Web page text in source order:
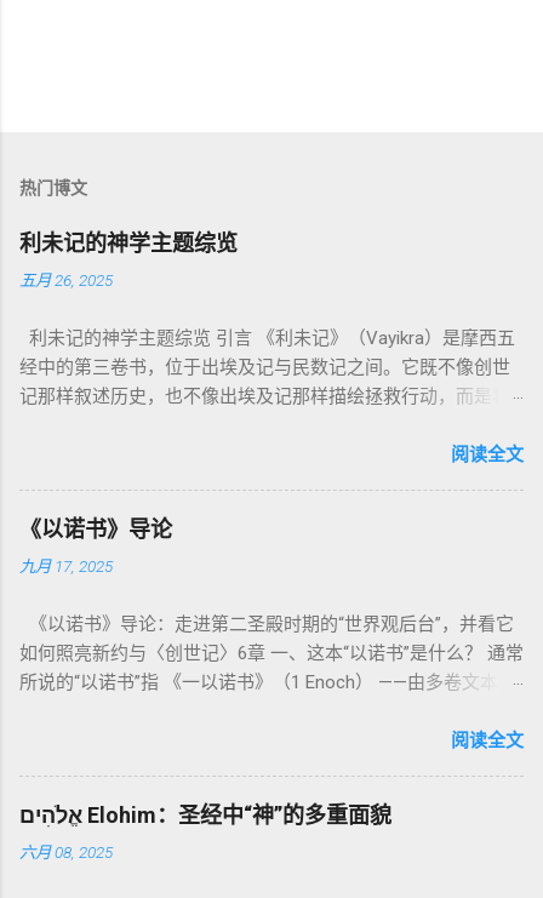
热门博文
利未记的神学主题综览
五月 26, 2025
利未记的神学主题综览 引言 《利未记》（Vayikra）是摩西五
经中的第三卷书，位于出埃及记与民数记之间。它既不像创世
记那样叙述历史，也不像出埃及记那样描绘拯救行动，而是将
内容看似仪式化，《利未记》却揭示了 神的临在如何规范人类
为我耶和华你们的神是圣洁的。”（利未记19:2） 这节经文构成
整卷书的中心神学。希伯来文“קָדוֹשׁ”（kadosh）不仅意味着道
德上的圣洁，更意味着“分别出来”、“归属于神”。 《利未记》教
中活出“圣洁”。圣洁不仅是内心态度，更是生活方式。 二、献
祭制度：与神相交的通道 前七章详细描述五种祭： 燔祭
（olah）：全然献上，象征奉献与赎罪； 素祭 （minchah）：
团契的象征； 赎罪祭 （chatat）：针对无意之罪的遮盖； 赎愆
祭 （asham）：针对特定罪行的赔偿与赎回。 这些制度不是单
纯宗教仪式，而是 神提供给罪人恢复关系的方式 。 希伯来文
祂的子民得洁净并维系同在。 三、祭司制度与敬拜秩序 亚伦与
阅读全文
《以诺书》导论
九月 17, 2025
《以诺书》导论：走进第二圣殿时期的“世界观后台”，并看它
如何照亮新约与〈创世记〉6章 一、这本“以诺书”是什么？ 通常
所说的“以诺书”指 《一以诺书》（1 Enoch） ——由多卷文本构
世纪），虽不在犹太/基督教主流正典之内（ 埃塞俄比亚正教
吉兹语（埃塞俄比亚语） 保存， 死海古卷 出土了多份 阿拉姆
语 残卷，另有 希腊文 片段，显示其广泛流传。 《一以诺书》
大体由五部分组成（作者与年代各异）： 《守望者之书》（1–
阅读全文
אֱלֹהִים Elohim：圣经中“神”的多重面貌
六月 08, 2025